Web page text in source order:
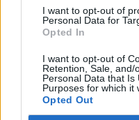
I want to opt-out of
Personal Data for
Opted In
I want to opt-out of
Retention, Sale, and/
Personal Data that Is
Purposes for which it
Opted Out
vaizdas pribloškia
Žinios | Lietuvos diena
Avarija Vilniuje: į
dvi moteris